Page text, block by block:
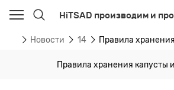
HiTSAD производим и
Новости 14 Правила
Правила хранения капусты